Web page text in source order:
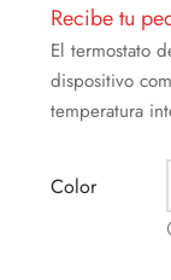
Recibe tu
El termostato
dispositivo
temperatura
Color